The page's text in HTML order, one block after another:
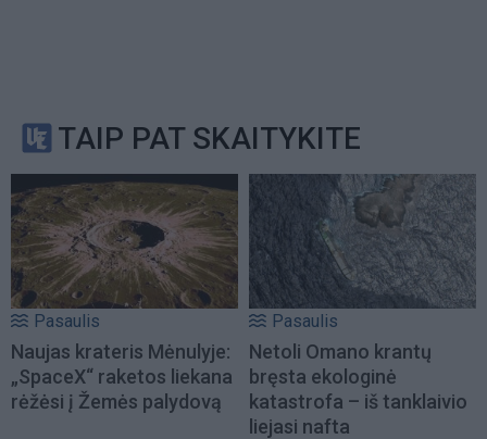
TAIP PAT SKAITYKITE
Pasaulis
Naujas krateris Mėnulyje:
„SpaceX“ raketos liekana
rėžėsi į Žemės palydovą
Pasaulis
Netoli Omano krantų
bręsta ekologinė
katastrofa – iš tanklaivio
liejasi nafta